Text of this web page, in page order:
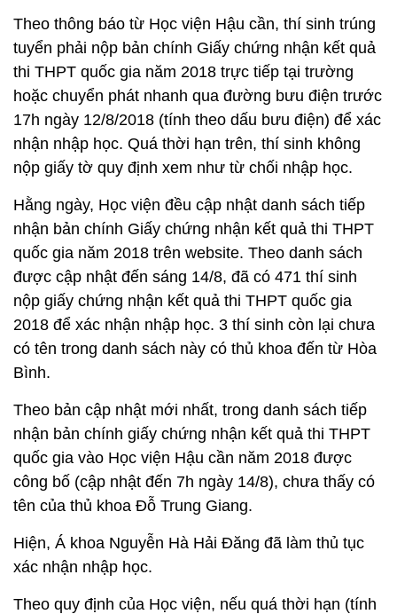
Theo thông báo từ Học viện Hậu cần, thí sinh trúng
tuyển phải nộp bản chính Giấy chứng nhận kết quả
thi THPT quốc gia năm 2018 trực tiếp tại trường
hoặc chuyển phát nhanh qua đường bưu điện trước
17h ngày 12/8/2018 (tính theo dấu bưu điện) để xác
nhận nhập học. Quá thời hạn trên, thí sinh không
nộp giấy tờ quy định xem như từ chối nhập học.
Hằng ngày, Học viện đều cập nhật danh sách tiếp
nhận bản chính Giấy chứng nhận kết quả thi THPT
quốc gia năm 2018 trên website. Theo danh sách
được cập nhật đến sáng 14/8, đã có 471 thí sinh
nộp giấy chứng nhận kết quả thi THPT quốc gia
2018 để xác nhận nhập học. 3 thí sinh còn lại chưa
có tên trong danh sách này có thủ khoa đến từ Hòa
Bình.
Theo bản cập nhật mới nhất, trong danh sách tiếp
nhận bản chính giấy chứng nhận kết quả thi THPT
quốc gia vào Học viện Hậu cần năm 2018 được
công bố (cập nhật đến 7h ngày 14/8), chưa thấy có
tên của thủ khoa Đỗ Trung Giang.
Hiện, Á khoa Nguyễn Hà Hải Đăng đã làm thủ tục
xác nhận nhập học.
Theo quy định của Học viện, nếu quá thời hạn (tính